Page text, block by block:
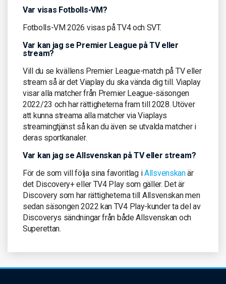
Var visas Fotbolls-VM?
Fotbolls-VM 2026 visas på TV4 och SVT.
Var kan jag se Premier League på TV eller
stream?
Vill du se kvällens Premier League-match på TV eller
stream så är det Viaplay du ska vända dig till. Viaplay
visar alla matcher från Premier League-säsongen
2022/23 och har rättigheterna fram till 2028. Utöver
att kunna streama alla matcher via Viaplays
streamingtjänst så kan du även se utvalda matcher i
deras sportkanaler.
Var kan jag se Allsvenskan på TV eller stream?
För de som vill följa sina favoritlag iAllsvenskanär
det Discovery+ eller TV4 Play som gäller. Det är
Discovery som har rättigheterna till Allsvenskan men
sedan säsongen 2022 kan TV4 Play-kunder ta del av
Discoverys sändningar från både Allsvenskan och
Superettan.